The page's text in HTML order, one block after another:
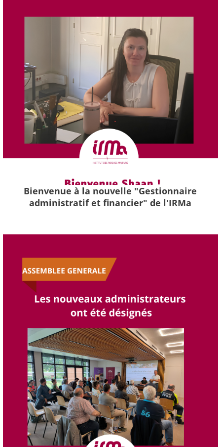
Bienvenue à la nouvelle "Gestionnaire
administratif et financier" de l'IRMa